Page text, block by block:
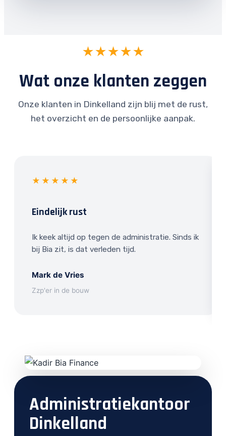
★★★★★
Wat onze klanten zeggen
Onze klanten in Dinkelland zijn blij met de rust,
het overzicht en de persoonlijke aanpak.
★★★★★
Eindelijk rust
Ik keek altijd op tegen de administratie. Sinds ik
bij Bia zit, is dat verleden tijd.
Mark de Vries
Zzp'er in de bouw
Administratiekantoor
Dinkelland